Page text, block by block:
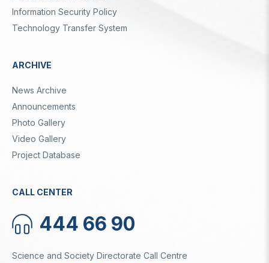
Information Security Policy
Technology Transfer System
ARCHIVE
News Archive
Announcements
Photo Gallery
Video Gallery
Project Database
CALL CENTER
444 66 90
Science and Society Directorate Call Centre